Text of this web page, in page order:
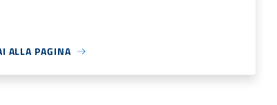
ALLA PAGINA